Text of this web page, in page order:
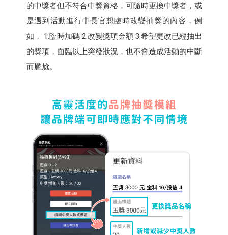
的中獎者但不符合中獎資格，可隨時更換中獎者，或
是遇到活動進行中長官想臨時改變抽獎的內容，例
如， 1.臨時加碼 2.改變獎項金額 3.希望更改已經抽出
的獎項，面臨以上突發狀況，也不會造成活動的中斷
而尷尬。